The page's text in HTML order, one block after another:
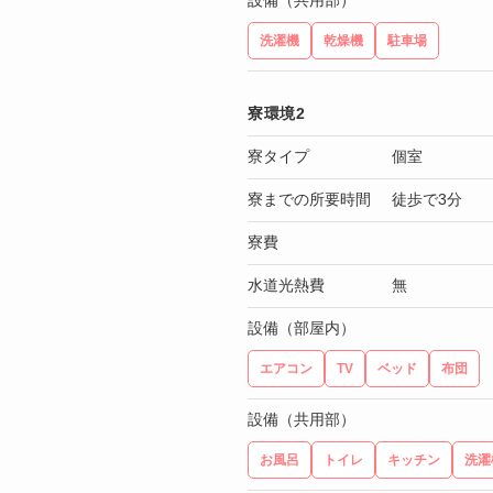
洗濯機 乾燥機 駐車場
寮環境2
寮タイプ 個室
寮までの所要時間 徒歩で3分
寮費
水道光熱費 無
設備（部屋内）
エアコン TV ベッド 布団
設備（共用部）
お風呂 トイレ キッチン 洗